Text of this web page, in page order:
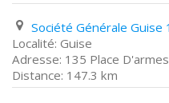
Guise
135 Place D'armes
147.3 km